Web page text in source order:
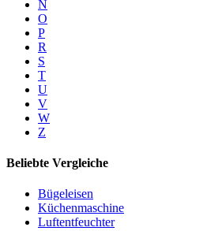
N
O
P
R
S
T
U
V
W
Z
Beliebte Vergleiche
Bügeleisen
Küchenmaschine
Luftentfeuchter